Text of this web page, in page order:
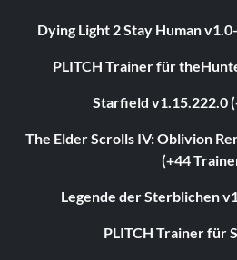
Dying Light 2 Stay Human
PLITCH Trainer für
Starfield v1.15.222.0
The Elder Scrolls IV: Oblivion
(+44
Legende der Sterblichen
PLITCH Trainer für